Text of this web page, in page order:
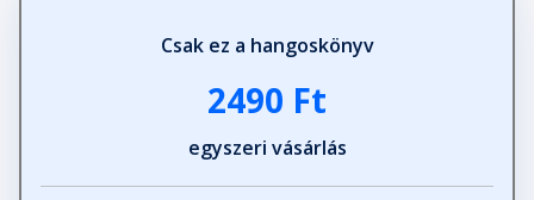
Csak ez a hangoskönyv
2490 Ft
egyszeri vásárlás